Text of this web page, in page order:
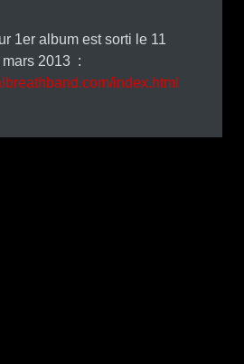
1er album est sorti le 11
mars 2013 :
index.html